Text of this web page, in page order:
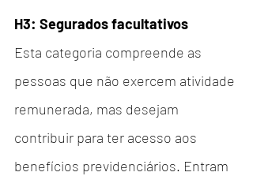
H3: Segurados facultativos
Esta categoria compreende as
pessoas que não exercem atividade
remunerada, mas desejam
contribuir para ter acesso aos
benefícios previdenciários. Entram